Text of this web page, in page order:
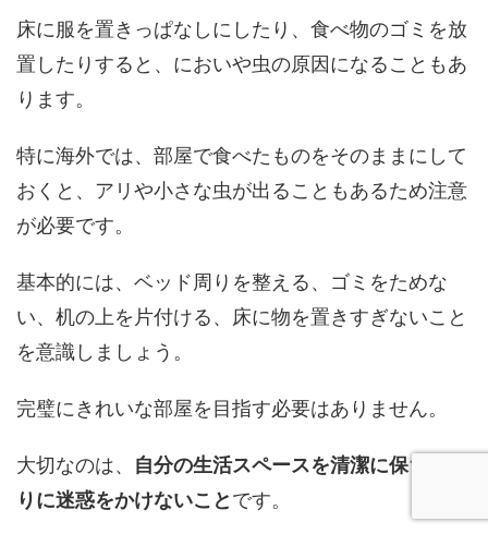
床に服を置きっぱなしにしたり、食べ物のゴミを放
置したりすると、においや虫の原因になることもあ
ります。
特に海外では、部屋で食べたものをそのままにして
おくと、アリや小さな虫が出ることもあるため注意
が必要です。
基本的には、ベッド周りを整える、ゴミをためな
い、机の上を片付ける、床に物を置きすぎないこと
を意識しましょう。
完璧にきれいな部屋を目指す必要はありません。
大切なのは、 自分の生活スペースを清潔に保ち、周
りに迷惑をかけないことです。